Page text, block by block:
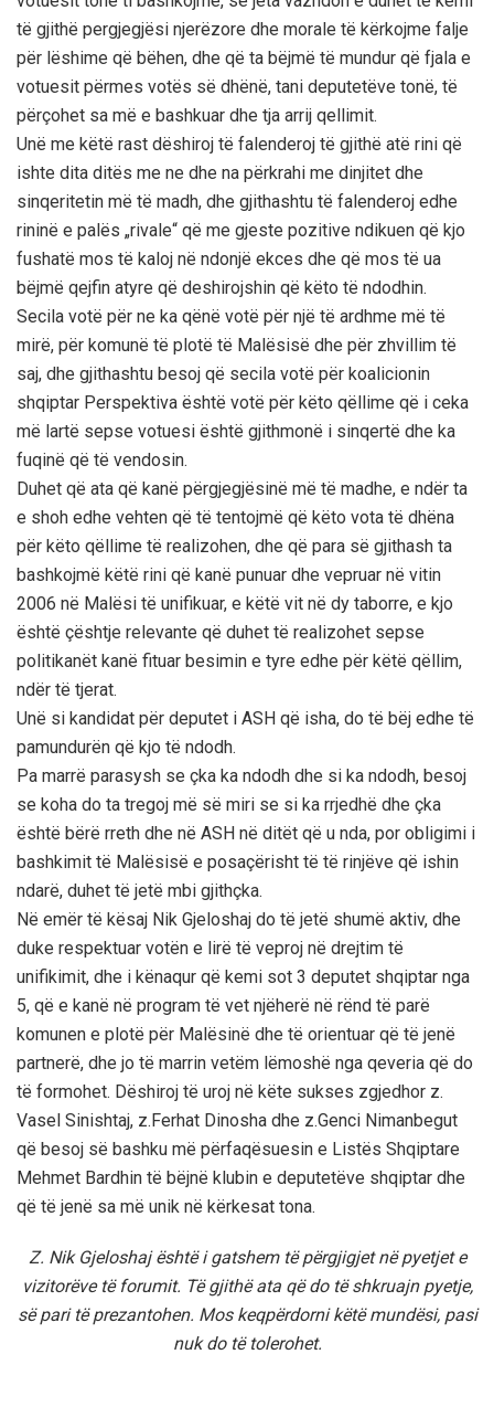
të gjithë pergjegjësi njerëzore dhe morale të kërkojme falje
për lëshime që bëhen, dhe që ta bëjmë të mundur që fjala e
votuesit përmes votës së dhënë, tani deputetëve tonë, të
përçohet sa më e bashkuar dhe tja arrij qellimit.
Unë me këtë rast dëshiroj të falenderoj të gjithë atë rini që
ishte dita ditës me ne dhe na përkrahi me dinjitet dhe
sinqeritetin më të madh, dhe gjithashtu të falenderoj edhe
rininë e palës „rivale“ që me gjeste pozitive ndikuen që kjo
fushatë mos të kaloj në ndonjë ekces dhe që mos të ua
bëjmë qejfin atyre që deshirojshin që këto të ndodhin.
Secila votë për ne ka qënë votë për një të ardhme më të
mirë, për komunë të plotë të Malësisë dhe për zhvillim të
saj, dhe gjithashtu besoj që secila votë për koalicionin
shqiptar Perspektiva është votë për këto qëllime që i ceka
më lartë sepse votuesi është gjithmonë i sinqertë dhe ka
fuqinë që të vendosin.
Duhet që ata që kanë përgjegjësinë më të madhe, e ndër ta
e shoh edhe vehten që të tentojmë që këto vota të dhëna
për këto qëllime të realizohen, dhe që para së gjithash ta
bashkojmë këtë rini që kanë punuar dhe vepruar në vitin
2006 në Malësi të unifikuar, e këtë vit në dy taborre, e kjo
është çështje relevante që duhet të realizohet sepse
politikanët kanë fituar besimin e tyre edhe për këtë qëllim,
ndër të tjerat.
Unë si kandidat për deputet i ASH që isha, do të bëj edhe të
pamundurën që kjo të ndodh.
Pa marrë parasysh se çka ka ndodh dhe si ka ndodh, besoj
se koha do ta tregoj më së miri se si ka rrjedhë dhe çka
është bërë rreth dhe në ASH në ditët që u nda, por obligimi i
bashkimit të Malësisë e posaçërisht të të rinjëve që ishin
ndarë, duhet të jetë mbi gjithçka.
Në emër të kësaj Nik Gjeloshaj do të jetë shumë aktiv, dhe
duke respektuar votën e lirë të veproj në drejtim të
unifikimit, dhe i kënaqur që kemi sot 3 deputet shqiptar nga
5, që e kanë në program të vet njëherë në rënd të parë
komunen e plotë për Malësinë dhe të orientuar që të jenë
partnerë, dhe jo të marrin vetëm lëmoshë nga qeveria që do
të formohet. Dëshiroj të uroj në këte sukses zgjedhor z.
Vasel Sinishtaj, z.Ferhat Dinosha dhe z.Genci Nimanbegut
që besoj së bashku më përfaqësuesin e Listës Shqiptare
Mehmet Bardhin të bëjnë klubin e deputetëve shqiptar dhe
që të jenë sa më unik në kërkesat tona.
Z. Nik Gjeloshaj është i gatshem të përgjigjet në pyetjet e
vizitorëve të forumit. Të gjithë ata që do të shkruajn pyetje,
së pari të prezantohen. Mos keqpërdorni këtë mundësi, pasi
nuk do të tolerohet.